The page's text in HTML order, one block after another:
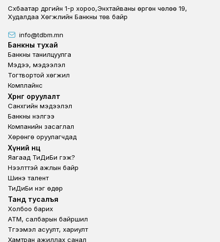
Сүхбаатар дүүргийн 1-р хороо,Энхтайваны өргөн чөлөө 19,
Худалдаа Хөгжлийн Банкны төв байр
info@tdbm.mn
Footer
Банкны тухай
Банкны танилцуулга
Мэдээ, мэдээлэл
Тогтвортой хөгжил
Комплайнс
Footer third
Хөрөнгө оруулалт
Санхүүгийн мэдээлэл
Банкны үнэлгээ
Компанийн засаглал
Хөрөнгө оруулагчдад
Footer second
Хүний нөөц
Яагаад ТиДиБи гэж?
Нээлттэй ажлын байр
Шинэ талент
ТиДиБи нэг өдөр
Footer fourth
Танд тусалъя
Холбоо барих
ATM, салбарын байршил
Түгээмэл асуулт, хариулт
Хамтран ажиллах санал